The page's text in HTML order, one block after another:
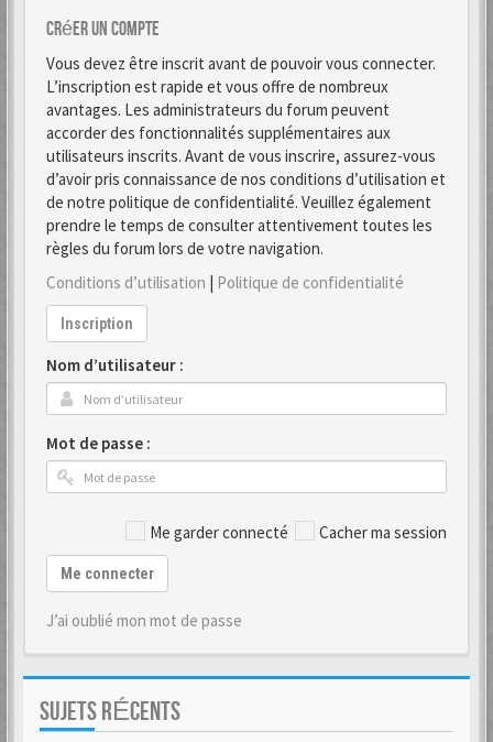
Créer un Compte
Vous devez être inscrit avant de pouvoir vous connecter.
L’inscription est rapide et vous offre de nombreux
avantages. Les administrateurs du forum peuvent
accorder des fonctionnalités supplémentaires aux
utilisateurs inscrits. Avant de vous inscrire, assurez-vous
d’avoir pris connaissance de nos conditions d’utilisation et
de notre politique de confidentialité. Veuillez également
prendre le temps de consulter attentivement toutes les
règles du forum lors de votre navigation.
Conditions d’utilisation | Politique de confidentialité
Inscription
Nom d’utilisateur :
Mot de passe :
Me garder connecté Cacher ma session
Me connecter
J’ai oublié mon mot de passe
SUJETS RÉCENTS